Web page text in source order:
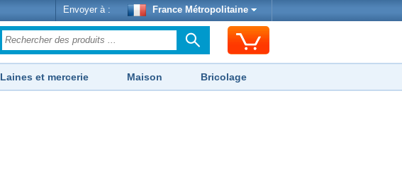
Envoyer à : France Métropolitaine
Laines et mercerie Maison Bricolage